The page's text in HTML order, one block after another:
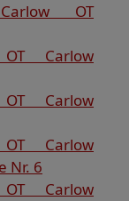
Carlow OT
Carlow
Carlow
Carlow
Nr. 6
Carlow